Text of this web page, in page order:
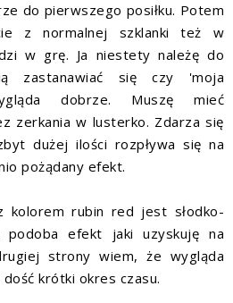
do pierwszego posiłku. Potem
z normalnej szklanki też w
w grę. Ja niestety należę do
zastanawiać się czy 'moja
dobrze. Muszę mieć
zerkania w lusterko. Zdarza się
dużej ilości rozpływa się na
pożądany efekt.
kolorem rubin red jest słodko-
efekt jaki uzyskuję na
strony wiem, że wygląda
krótki okres czasu.